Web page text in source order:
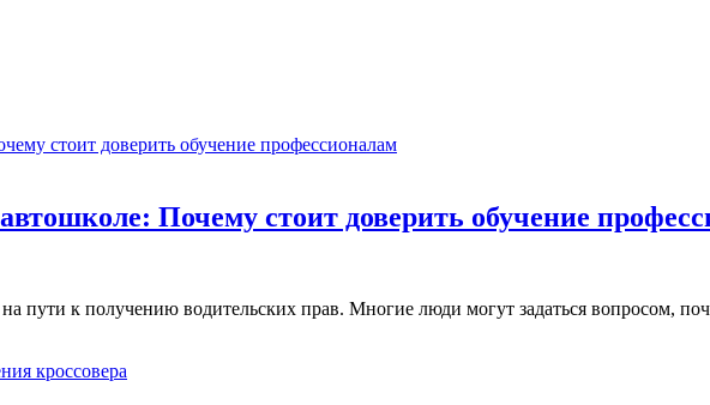
Почему стоит доверить обучение
пути к получению водительских прав. Многие люди могут задаться вопросом,